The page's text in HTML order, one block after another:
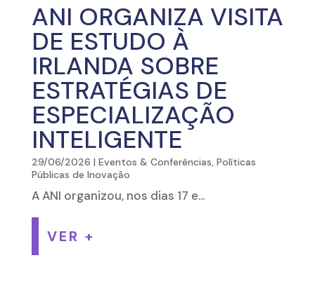
ANI ORGANIZA VISITA
DE ESTUDO À
IRLANDA SOBRE
ESTRATÉGIAS DE
ESPECIALIZAÇÃO
INTELIGENTE
29/06/2026 | Eventos & Conferências, Políticas
Públicas de Inovação
A ANI organizou, nos dias 17 e...
VER +